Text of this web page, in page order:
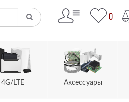
0
4G/LTE Аксессуары